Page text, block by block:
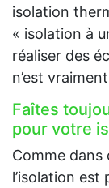
isolation
« isolation à
réaliser des
n’est
Faîtes
pour votre
Comme dans
l’isolation est